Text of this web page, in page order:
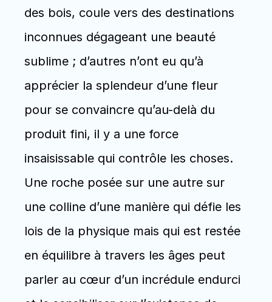
des bois, coule vers des destinations
inconnues dégageant une beauté
sublime ; d’autres n’ont eu qu’à
apprécier la splendeur d’une fleur
pour se convaincre qu’au-delà du
produit fini, il y a une force
insaisissable qui contrôle les choses.
Une roche posée sur une autre sur
une colline d’une manière qui défie les
lois de la physique mais qui est restée
en équilibre à travers les âges peut
parler au cœur d’un incrédule endurci